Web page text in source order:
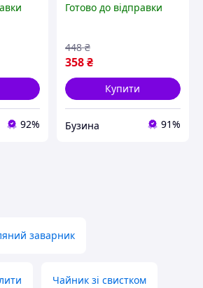
1.8 л
qwr
92%
Зручний чайник для
ситом
Готово до відправки
358₴
448 ₴
Купити
Бузина 91%
заварник
Чайник зі свистком